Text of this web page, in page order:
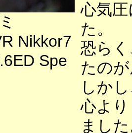
Nikkor7
Spe
心気
た。
恐ら
たの
しか
心よ
まし